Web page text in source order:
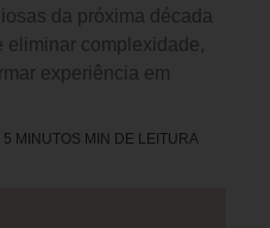
da próxima década
eliminar complexidade,
experiência em
5 MINUTOS MIN DE LEITURA